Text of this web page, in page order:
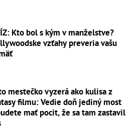
Kto bol s kým v manželstve?
vzťahy preveria vašu
mestečko vyzerá ako kulisa z
filmu: Vedie doň jediný most
mať pocit, že sa tam zastavil